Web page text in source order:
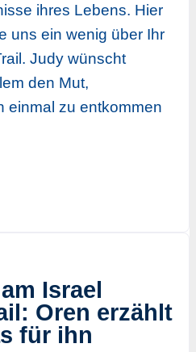
ihres Lebens. Hier
uns ein wenig über Ihr
Judy wünscht
den Mut,
einmal zu entkommen
Israel
Oren erzählt
für ihn